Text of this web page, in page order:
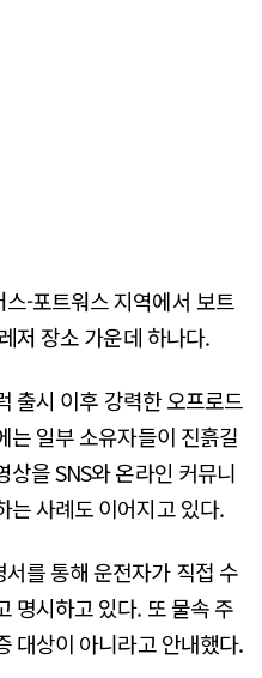
-포트워스 지역에서 보트
저 장소 가운데 하나다.
출시 이후 강력한 오프로드
는 일부 소유자들이 진흙길
상을 SNS와 온라인 커뮤니
는 사례도 이어지고 있다.
를 통해 운전자가 직접 수
명시하고 있다. 또 물속 주
대상이 아니라고 안내했다.